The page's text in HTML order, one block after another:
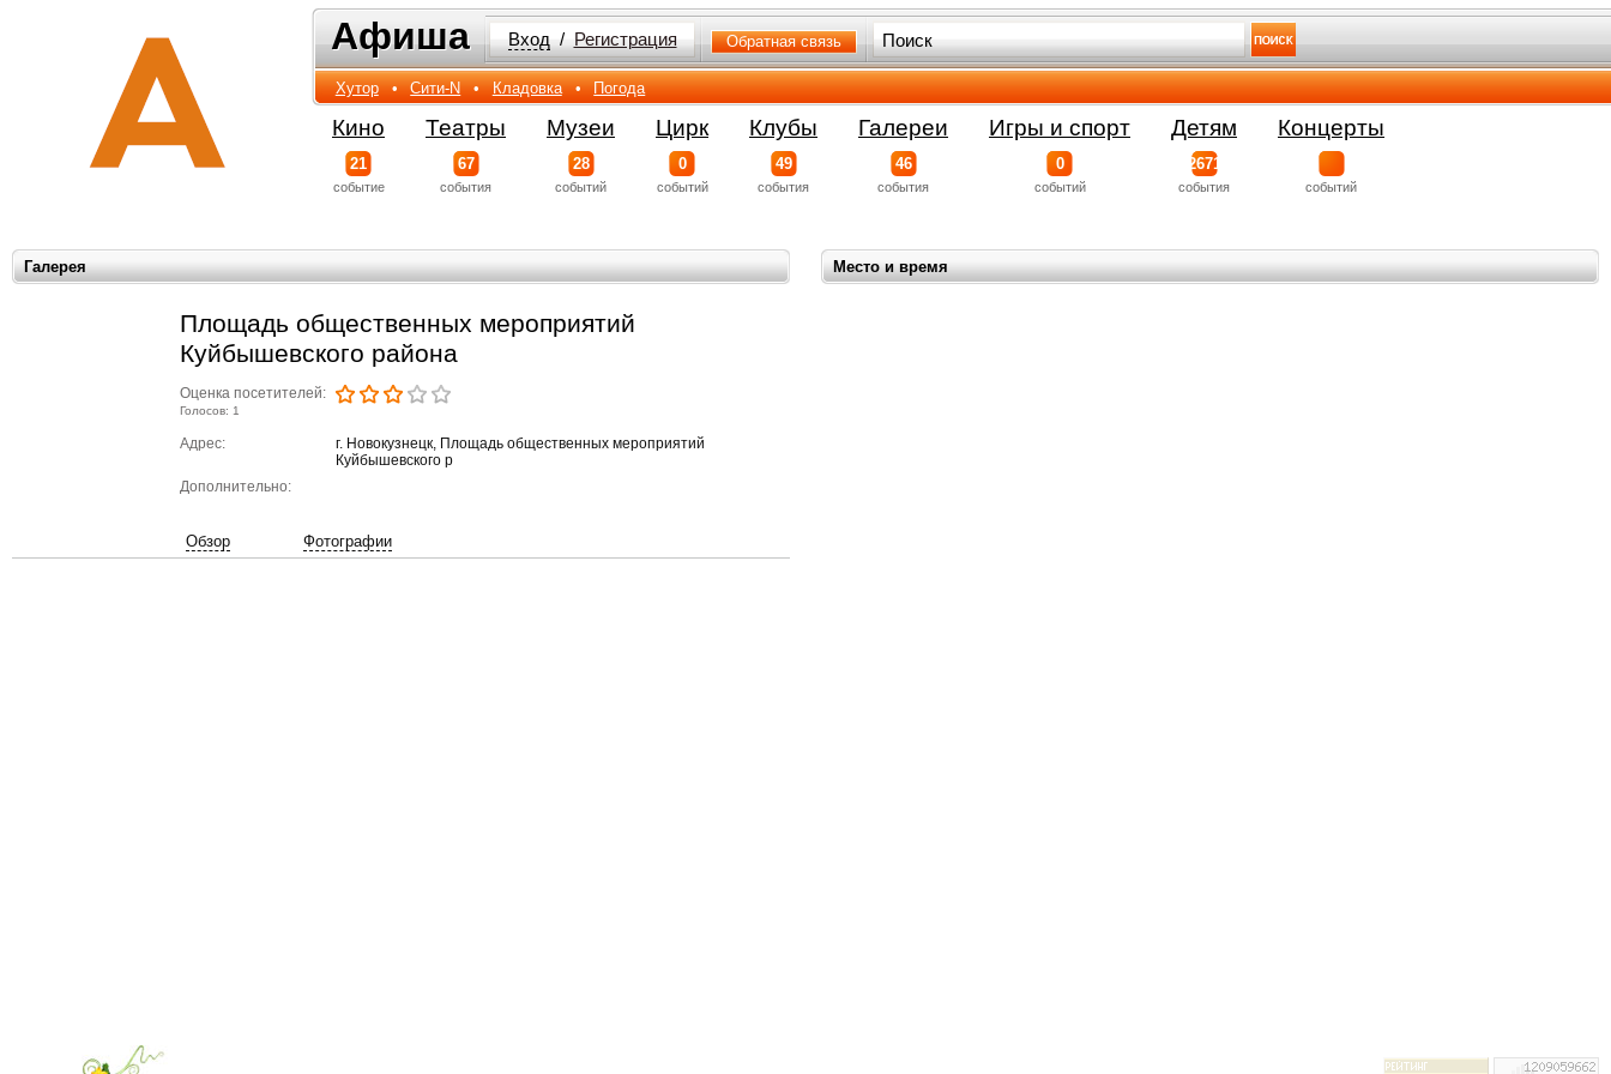
Афиша
Афиша Вход / Регистрация Обратная связь
Хутор • Сити-N • Кладовка • Погода
Кино
21
событиe
Театры
67
события
Музеи
28
событий
Цирк
0
событий
Клубы
49
события
Галереи
46
события
Игры и спорт
0
событий
Детям
2671
события
Концерты
событий
Место и время
Галерея
Площадь общественных мероприятий
Куйбышевского района
Оценка посетителей:
Голосов: 1
Адрес:
г. Новокузнецк, Площадь общественных мероприятий
Куйбышевского р
Дополнительно:
Обзор Фотографии